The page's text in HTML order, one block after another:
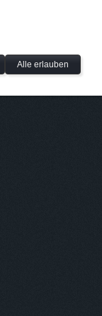
Alle erlauben